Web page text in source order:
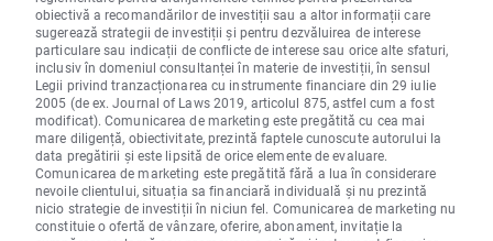
obiectivă a recomandărilor de investiții sau a altor informații care
sugerează strategii de investiții și pentru dezvăluirea de interese
particulare sau indicații de conflicte de interese sau orice alte sfaturi,
inclusiv în domeniul consultanței în materie de investiții, în sensul
Legii privind tranzacționarea cu instrumente financiare din 29 iulie
2005 (de ex. Journal of Laws 2019, articolul 875, astfel cum a fost
modificat). Comunicarea de marketing este pregătită cu cea mai
mare diligență, obiectivitate, prezintă faptele cunoscute autorului la
data pregătirii și este lipsită de orice elemente de evaluare.
Comunicarea de marketing este pregătită fără a lua în considerare
nevoile clientului, situația sa financiară individuală și nu prezintă
nicio strategie de investiții în niciun fel. Comunicarea de marketing nu
constituie o ofertă de vânzare, oferire, abonament, invitație la